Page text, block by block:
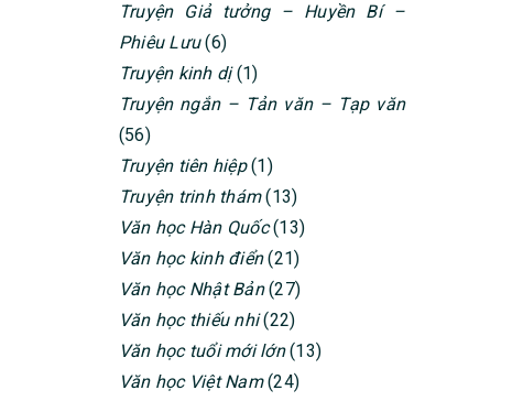
Truyện Giả tưởng – Huyền Bí –
Phiêu Lưu(6)
Truyện kinh dị(1)
Truyện ngắn – Tản văn – Tạp văn
(56)
Truyện tiên hiệp(1)
Truyện trinh thám(13)
Văn học Hàn Quốc(13)
Văn học kinh điển(21)
Văn học Nhật Bản(27)
Văn học thiếu nhi(22)
Văn học tuổi mới lớn(13)
Văn học Việt Nam(24)